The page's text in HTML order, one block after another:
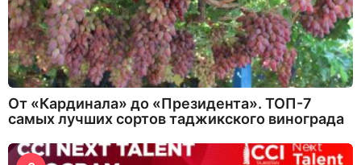
От «Кардинала» до «Президента». ТОП-7
самых лучших сортов таджикского винограда